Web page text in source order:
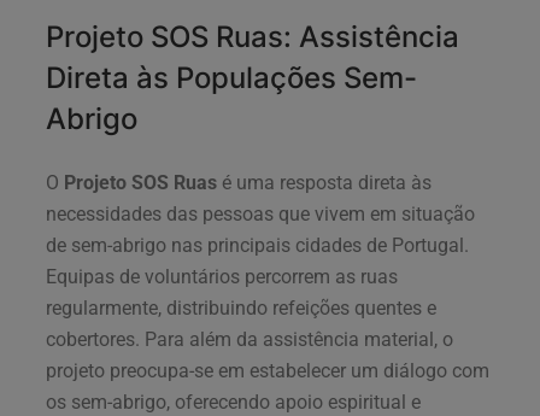
Projeto SOS Ruas: Assistência
Direta às Populações Sem-
Abrigo
O Projeto SOS Ruas é uma resposta direta às
necessidades das pessoas que vivem em situação
de sem-abrigo nas principais cidades de Portugal.
Equipas de voluntários percorrem as ruas
regularmente, distribuindo refeições quentes e
cobertores. Para além da assistência material, o
projeto preocupa-se em estabelecer um diálogo com
os sem-abrigo, oferecendo apoio espiritual e